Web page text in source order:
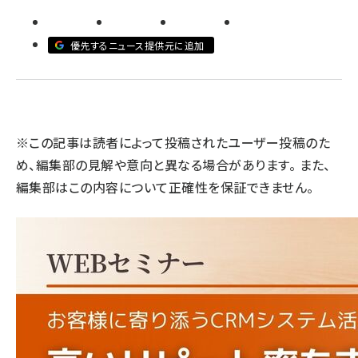
llmo (1171)
優先するニュース提供元に追加
※この記事は読者によって投稿されたユーザー投稿のた
め、編集部の見解や意向と異なる場合があります。 また、
編集部はこの内容について正確性を保証できません。